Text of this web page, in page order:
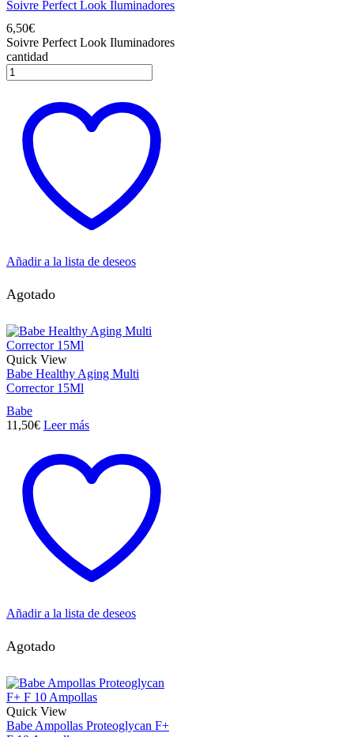
Soivre Perfect Look Iluminadores
6,50€
Soivre Perfect Look Iluminadores
cantidad
Añadir a la lista de deseos
Agotado
Quick View
Babe Healthy Aging Multi
Corrector 15Ml
Babe
11,50€ Leer más
Añadir a la lista de deseos
Agotado
Quick View
Babe Ampollas Proteoglycan F+